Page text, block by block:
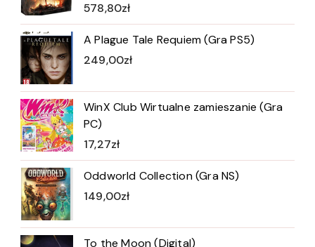
578,80zł
A Plague Tale Requiem (Gra PS5)
249,00zł
WinX Club Wirtualne zamieszanie (Gra
PC)
17,27zł
Oddworld Collection (Gra NS)
149,00zł
To the Moon (Digital)